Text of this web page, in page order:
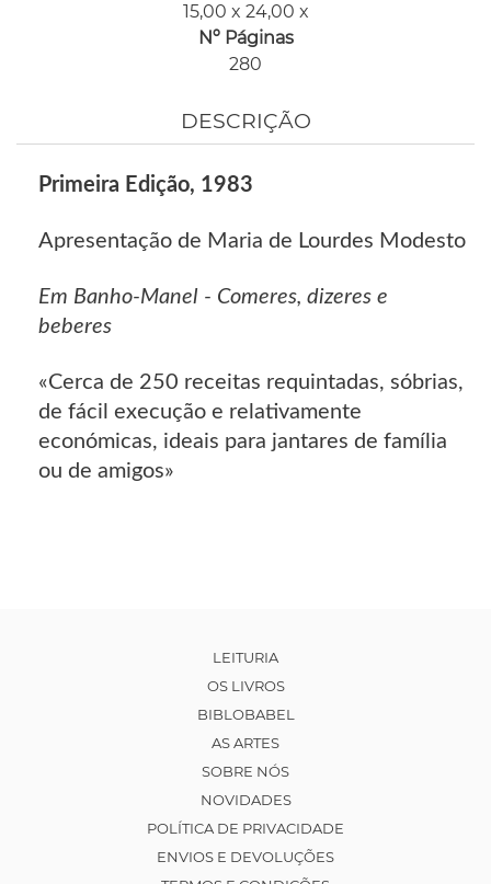
15,00 x 24,00 x
Nº Páginas
280
DESCRIÇÃO
Primeira Edição, 1983
Apresentação de Maria de Lourdes Modesto
Em Banho-Manel - Comeres, dizeres e
beberes
«Cerca de 250 receitas requintadas, sóbrias,
de fácil execução e relativamente
económicas, ideais para jantares de família
ou de amigos»
LEITURIA
OS LIVROS
BIBLOBABEL
AS ARTES
SOBRE NÓS
NOVIDADES
POLÍTICA DE PRIVACIDADE
ENVIOS E DEVOLUÇÕES